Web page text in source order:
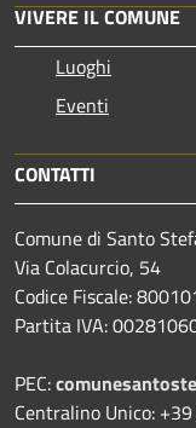
VIVERE IL COMUNE
Luoghi
Eventi
CONTATTI
Comune di Santo
Via Colacurcio, 54
Codice Fiscale:
Partita IVA:
PEC:
Centralino Unico: